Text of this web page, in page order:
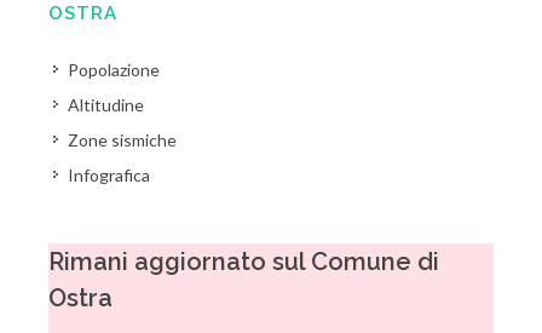
OSTRA
Popolazione
Altitudine
Zone sismiche
Infografica
Rimani aggiornato sul Comune di
Ostra